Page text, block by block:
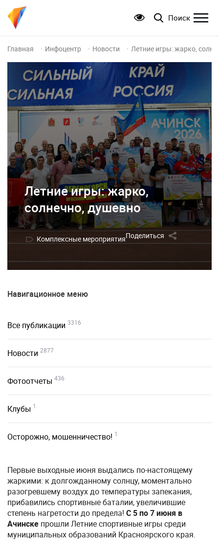
Поиск
Главная Инфоцентр Новости Летние игры: жарко,
Летние игры: жарко,
солнечно, душевно
Комплексные мероприятияПоделиться
Навигационное меню
Все публикации 3316
Новости 2877
Фотоотчеты 436
Клубы 1
Осторожно, мошенничество! 1
Первые выходные июня выдались по-настоящему
жаркими: к долгожданному солнцу, моментально
разогревшему воздух до температуры запекания,
прибавились спортивные баталии, увеличившие
степень нагретости до предела! С 5 по 7 июня в
Ачинске прошли Летние спортивные игры среди
муниципальных образований Красноярского края.